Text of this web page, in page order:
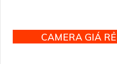
CAMERA GIÁ